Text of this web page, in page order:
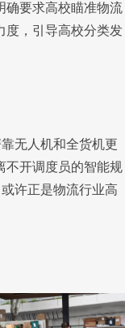
要求高校瞄准物流
度，引导高校分类发
无人机和全货机更
不开调度员的智能规
许正是物流行业高